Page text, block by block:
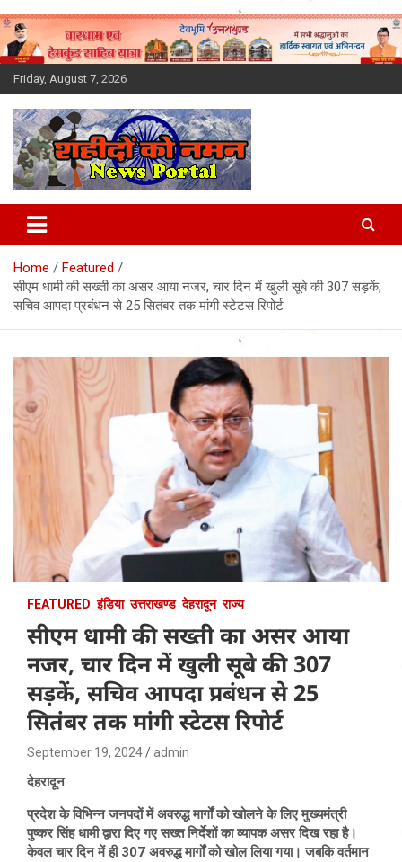
Skip
to
content
Friday, August 7, 2026
Latest News Today, Breaking
News, Uttarakhand News in
Hindi
Home
Featured
सीएम धामी की सख्ती का असर आया नजर, चार दिन में खुली सूबे की 307 सड़कें,
सचिव आपदा प्रबंधन से 25 सितंबर तक मांगी स्टेटस रिपोर्ट
FEATURED इंडिया उत्तराखण्ड देहरादून राज्य
सीएम धामी की सख्ती का असर आया
नजर, चार दिन में खुली सूबे की 307
सड़कें, सचिव आपदा प्रबंधन से 25
सितंबर तक मांगी स्टेटस रिपोर्ट
September 19, 2024 admin
देहरादून
प्रदेश के विभिन्न जनपदों में अवरुद्ध मार्गों को खोलने के लिए मुख्यमंत्री
पुष्कर सिंह धामी द्वारा दिए गए सख्त निर्देशों का व्यापक असर दिख रहा है।
केवल चार दिन में ही 307 अवरुद्ध मार्गों को खोल लिया गया। जबकि वर्तमान